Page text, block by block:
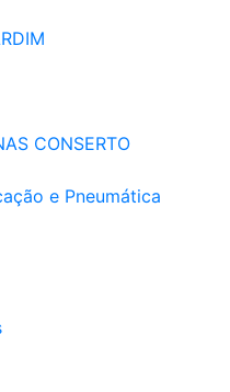
CONSERTO
e Pneumática